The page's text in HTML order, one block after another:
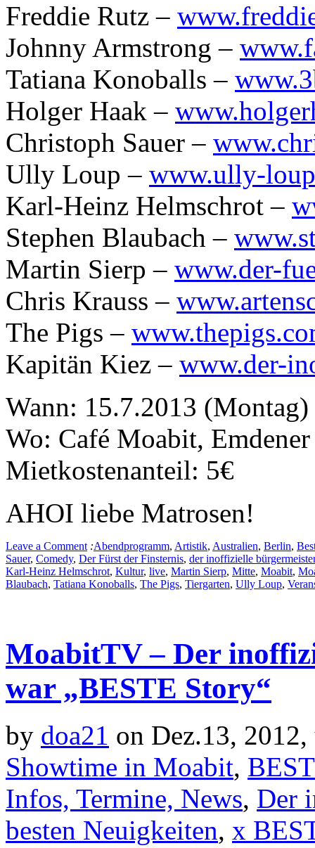
Freddie Rutz –
Johnny Armstrong –
Tatiana Konoballs –
Holger Haak –
Christoph Sauer –
Ully Loup – www.ully-
Karl-Heinz Helmschrot –
Stephen Blaubach –
Martin Sierp – www.der-
Chris Krauss –
The Pigs –
Kapitän Kiez – www.der-
Wann: 15.7.2013
Wo: Café Moabit,
Mietkostenanteil: 5€
AHOI liebe Matrosen!
Leave a Comment :Abendprogramm, Artistik, Australien, Berlin,
Sauer, Comedy, Der Fürst der Finsternis, der inoffizielle bürgermeister
Karl-Heinz Helmschrot, Kultur, live, Martin Sierp, Mitte, Moabit,
Blaubach, Tatiana Konoballs, The Pigs, Tiergarten, Ully Loup,
MoabitTV – Der
war „BESTE Story“
by doa21 on Dez.13,
Showtime in Moabit,
Infos, Termine, News, Der
besten Neuigkeiten, x